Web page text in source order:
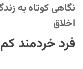
نگاهی کوتاه به
اخلاق
فرد خردمند